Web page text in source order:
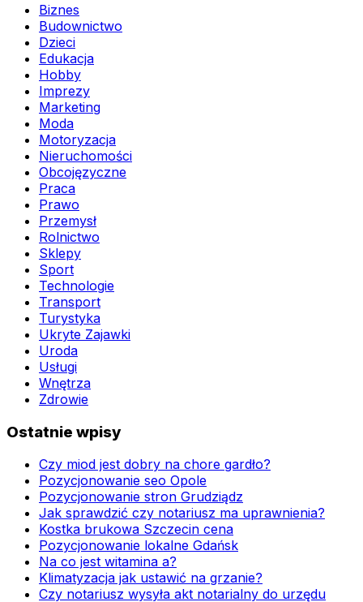
Biznes
Budownictwo
Dzieci
Edukacja
Hobby
Imprezy
Marketing
Moda
Motoryzacja
Nieruchomości
Obcojęzyczne
Praca
Prawo
Przemysł
Rolnictwo
Sklepy
Sport
Technologie
Transport
Turystyka
Ukryte Zajawki
Uroda
Usługi
Wnętrza
Zdrowie
Ostatnie wpisy
Czy miod jest dobry na chore gardło?
Pozycjonowanie seo Opole
Pozycjonowanie stron Grudziądz
Jak sprawdzić czy notariusz ma uprawnienia?
Kostka brukowa Szczecin cena
Pozycjonowanie lokalne Gdańsk
Na co jest witamina a?
Klimatyzacja jak ustawić na grzanie?
Czy notariusz wysyła akt notarialny do urzędu